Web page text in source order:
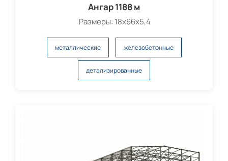
Ангар 1188 м
Размеры: 18х66х5,4
металлические железобетонные
детализированные